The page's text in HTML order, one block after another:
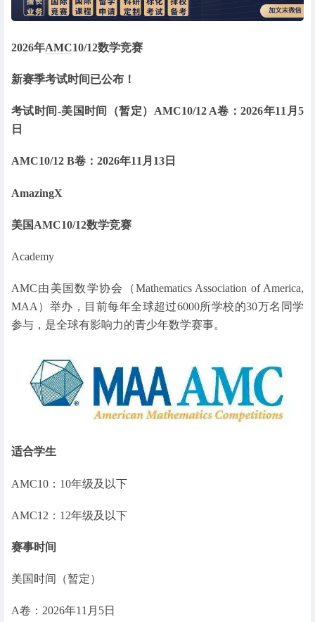
2026年AMC10/12数学竞赛
新赛季考试时间已公布！
考试时间-美国时间（暂定） AMC10/12 A卷：2026年11月5
日
AMC10/12 B卷：2026年11月13日
AmazingX
美国AMC10/12数学竞赛
Academy
AMC由美国数学协会（Mathematics Association of America,
MAA）举办，目前每年全球超过6000所学校的30万名同学
参与，是全球有影响力的青少年数学赛事。
适合学生
AMC10：10年级及以下
AMC12：12年级及以下
赛事时间
美国时间（暂定）
A卷：2026年11月5日